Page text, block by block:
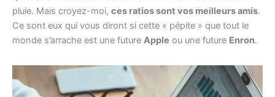
pluie. Mais croyez-moi, ces ratios sont vos meilleurs amis.
Ce sont eux qui vous diront si cette « pépite » que tout le
monde s’arrache est une future Apple ou une future Enron.